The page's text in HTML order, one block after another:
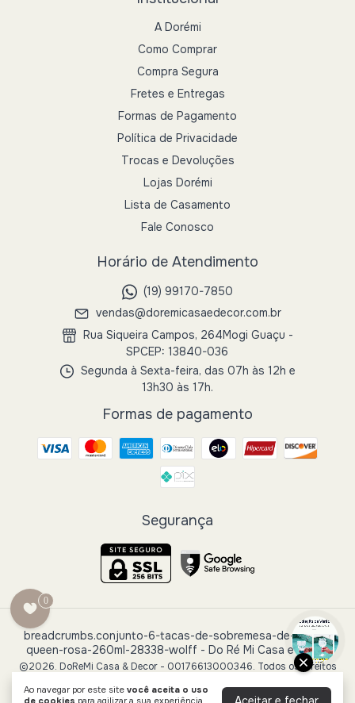
Ao navegar por este site você aceita o uso
de cookies para agilizar a sua experiência
A Dorémi
Como Comprar
Compra Segura
Fretes e Entregas
Formas de Pagamento
Política de Privacidade
Trocas e Devoluções
Lojas Dorémi
Lista de Casamento
Fale Conosco
Horário de Atendimento
(19) 99170-7850
vendas@doremicasaedecor.com.br
Rua Siqueira Campos, 264Mogi Guaçu -
SPCEP: 13840-036
Segunda à Sexta-feira, das 07h às 12h e
13h30 às 17h.
Formas de pagamento
Segurança
breadcrumbs.conjunto-6-tacas-de-sobremesa-de-cristal-
queen-rosa-260ml-28338-wolff - Do Ré Mi Casa e Decor
©2026. DoReMi Casa & Decor - 00176613000346. Todos os direitos
0